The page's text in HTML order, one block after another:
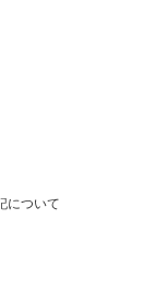
について